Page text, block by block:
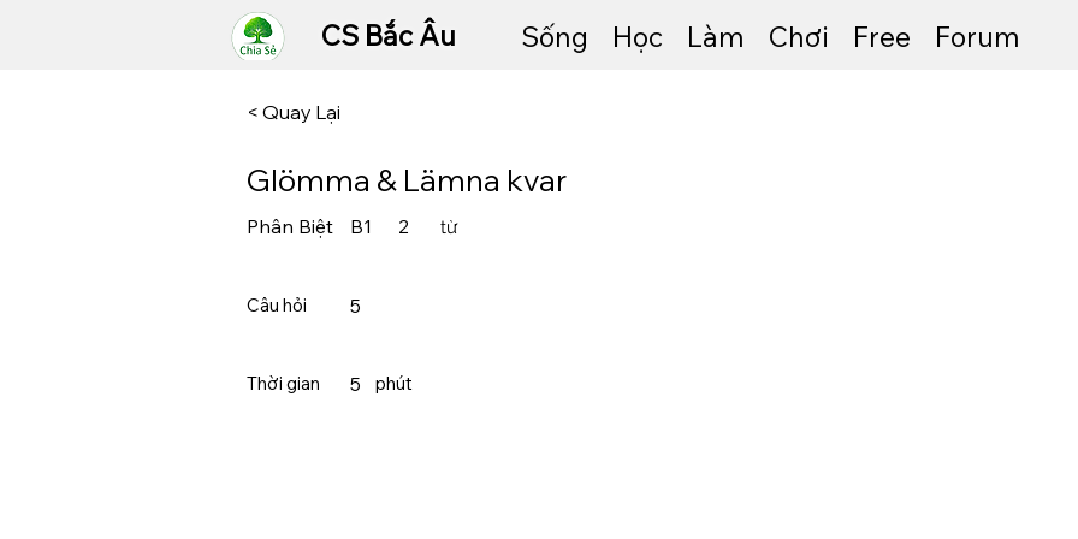
CS Bắc Âu Sống Học Làm Chơi Free Forum
< Quay Lại
Glömma & Lämna kvar
Phân Biệt B1 2 từ
Câu hỏi 5
Thời gian 5 ​phút